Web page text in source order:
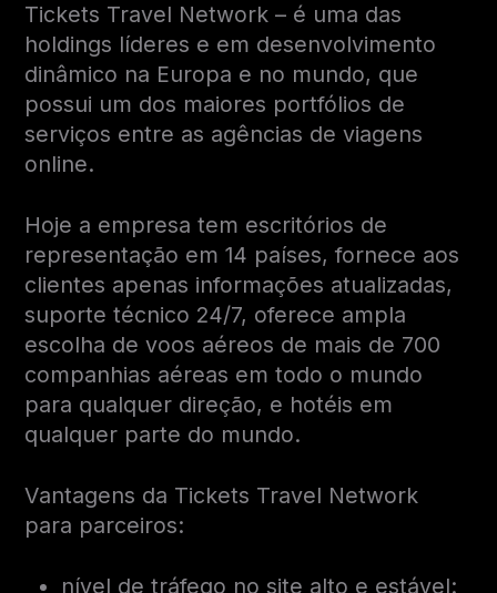
Tickets Travel Network – é uma das
holdings líderes e em desenvolvimento
dinâmico na Europa e no mundo, que
possui um dos maiores portfólios de
serviços entre as agências de viagens
online.
Hoje a empresa tem escritórios de
representação em 14 países, fornece aos
clientes apenas informações atualizadas,
suporte técnico 24/7, oferece ampla
escolha de voos aéreos de mais de 700
companhias aéreas em todo o mundo
para qualquer direção, e hotéis em
qualquer parte do mundo.
Vantagens da Tickets Travel Network
para parceiros:
nível de tráfego no site alto e estável: